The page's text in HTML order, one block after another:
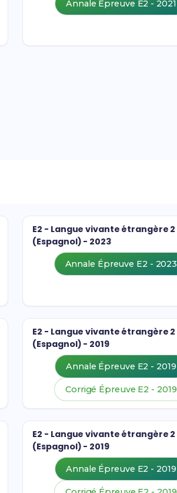
Annale Épreuve E2 - 2021
E2 - Langue vivante étrangère 2
(Espagnol) - 2023
Annale Épreuve E2 - 2023
E2 - Langue vivante étrangère 2
(Espagnol) - 2019
Annale Épreuve E2 - 2019
Corrigé Épreuve E2 - 2019
E2 - Langue vivante étrangère 2
(Espagnol) - 2019
Annale Épreuve E2 - 2019